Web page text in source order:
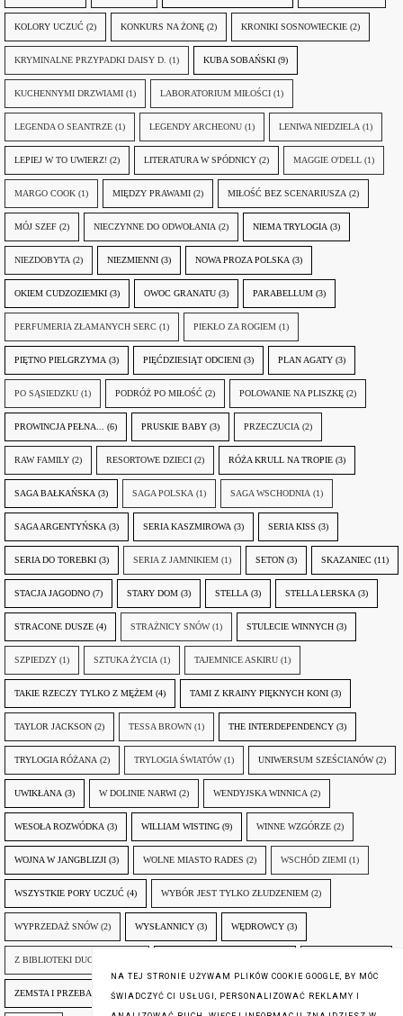
KOLORY UCZUĆ (2) KONKURS NA ŻONĘ (2) KRONIKI SOSNOWIECKIE (2)
KRYMINALNE PRZYPADKI DAISY D. (1) KUBA SOBAŃSKI (9)
KUCHENNYMI DRZWIAMI (1) LABORATORIUM MIŁOŚCI (1)
LEGENDA O SEANTRZE (1) LEGENDY ARCHEONU (1) LENIWA NIEDZIELA (1)
LEPIEJ W TO UWIERZ! (2) LITERATURA W SPÓDNICY (2) MAGGIE O'DELL (1)
MARGO COOK (1) MIĘDZY PRAWAMI (2) MIŁOŚĆ BEZ SCENARIUSZA (2)
MÓJ SZEF (2) NIECZYNNE DO ODWOŁANIA (2) NIEMA TRYLOGIA (3)
NIEZDOBYTA (2) NIEZMIENNI (3) NOWA PROZA POLSKA (3)
OKIEM CUDZOZIEMKI (3) OWOC GRANATU (3) PARABELLUM (3)
PERFUMERIA ZŁAMANYCH SERC (1) PIEKŁO ZA ROGIEM (1)
PIĘTNO PIELGRZYMA (3) PIĘĆDZIESIĄT ODCIENI (3) PLAN AGATY (3)
PO SĄSIEDZKU (1) PODRÓŻ PO MIŁOŚĆ (2) POLOWANIE NA PLISZKĘ (2)
PROWINCJA PEŁNA... (6) PRUSKIE BABY (3) PRZECZUCIA (2)
RAW FAMILY (2) RESORTOWE DZIECI (2) RÓŻA KRULL NA TROPIE (3)
SAGA BAŁKAŃSKA (3) SAGA POLSKA (1) SAGA WSCHODNIA (1)
SAGA ARGENTYŃSKA (3) SERIA KASZMIROWA (3) SERIA KISS (3)
SERIA DO TOREBKI (3) SERIA Z JAMNIKIEM (1) SETON (3) SKAZANIEC (11)
STACJA JAGODNO (7) STARY DOM (3) STELLA (3) STELLA LERSKA (3)
STRACONE DUSZE (4) STRAŻNICY SNÓW (1) STULECIE WINNYCH (3)
SZPIEDZY (1) SZTUKA ŻYCIA (1) TAJEMNICE ASKIRU (1)
TAKIE RZECZY TYLKO Z MĘŻEM (4) TAMI Z KRAINY PIĘKNYCH KONI (3)
TAYLOR JACKSON (2) TESSA BROWN (1) THE INTERDEPENDENCY (3)
TRYLOGIA RÓŻANA (2) TRYLOGIA ŚWIATÓW (1) UNIWERSUM SZEŚCIANÓW (2)
UWIKŁANA (3) W DOLINIE NARWI (2) WENDYJSKA WINNICA (2)
WESOŁA ROZWÓDKA (3) WILLIAM WISTING (9) WINNE WZGÓRZE (2)
WOJNA W JANGBLIZJI (3) WOLNE MIASTO RADES (2) WSCHÓD ZIEMI (1)
WSZYSTKIE PORY UCZUĆ (4) WYBÓR JEST TYLKO ZŁUDZENIEM (2)
WYPRZEDAŻ SNÓW (2) WYSŁANNICY (3) WĘDROWCY (3)
Z BIBLIOTEKI DUCHA GÓR
ZEMSTA I PRZEBACZENIE (6) ŚLADY ZBRODNI (3) ŻYCIA W ŻYCIU (3)
NA TEJ STRONIE UŻYWAM PLIKÓW COOKIE GOOGLE, BY MÓC
ŚWIADCZYĆ CI USŁUGI, PERSONALIZOWAĆ REKLAMY I